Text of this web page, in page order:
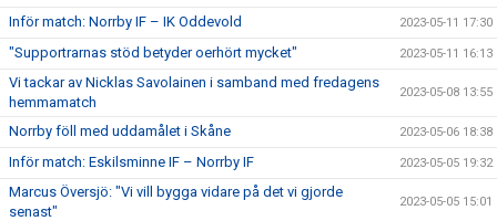
Inför match: Norrby IF – IK Oddevold 2023-05-11 17:30
"Supportrarnas stöd betyder oerhört mycket" 2023-05-11 16:13
Vi tackar av Nicklas Savolainen i samband med fredagens
hemmamatch
2023-05-08 13:55
Norrby föll med uddamålet i Skåne 2023-05-06 18:38
Inför match: Eskilsminne IF – Norrby IF 2023-05-05 19:32
Marcus Översjö: "Vi vill bygga vidare på det vi gjorde
senast"
2023-05-05 15:01